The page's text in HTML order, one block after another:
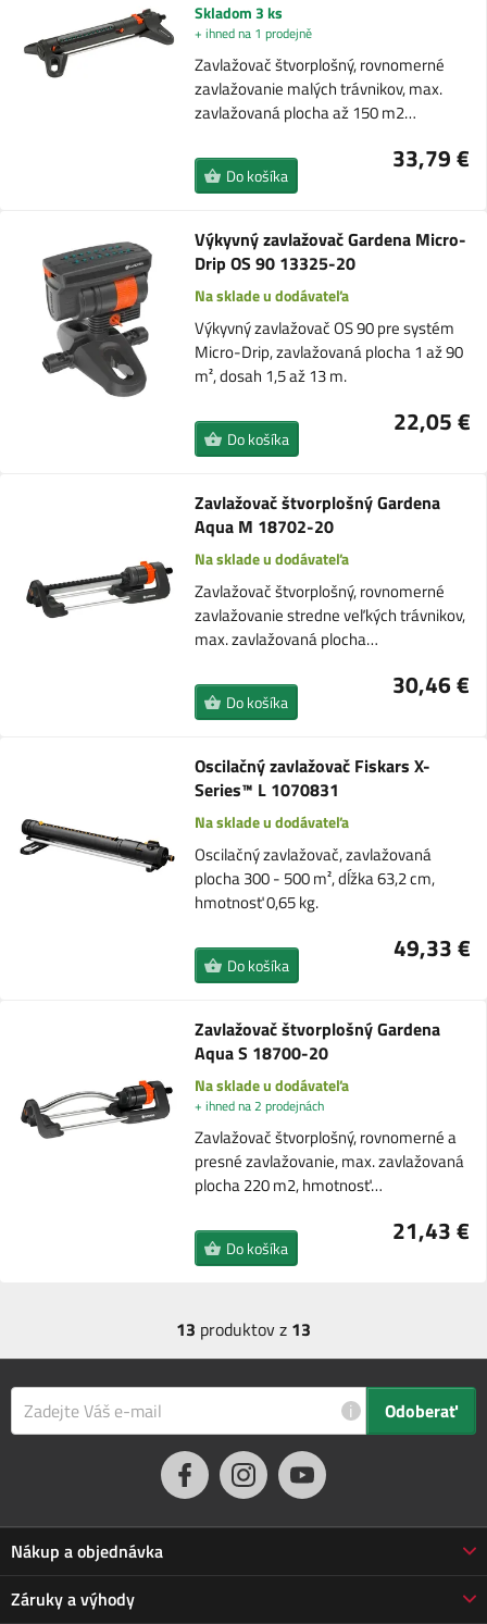
Skladom 3 ks
+ ihned na 1 prodejně
Zavlažovač štvorplošný, rovnomerné
zavlažovanie malých trávnikov, max.
zavlažovaná plocha až 150 m2…
33,79 €
Do košíka
Výkyvný zavlažovač Gardena Micro-
Drip OS 90 13325-20
Na sklade u dodávateľa
Výkyvný zavlažovač OS 90 pre systém
Micro-Drip, zavlažovaná plocha 1 až 90
m², dosah 1,5 až 13 m.
22,05 €
Do košíka
Zavlažovač štvorplošný Gardena
Aqua M 18702-20
Na sklade u dodávateľa
Zavlažovač štvorplošný, rovnomerné
zavlažovanie stredne veľkých trávnikov,
max. zavlažovaná plocha…
30,46 €
Do košíka
Oscilačný zavlažovač Fiskars X-
Series™ L 1070831
Na sklade u dodávateľa
Oscilačný zavlažovač, zavlažovaná
plocha 300 - 500 m², dĺžka 63,2 cm,
hmotnosť 0,65 kg.
49,33 €
Do košíka
Zavlažovač štvorplošný Gardena
Aqua S 18700-20
Na sklade u dodávateľa
+ ihned na 2 prodejnách
Zavlažovač štvorplošný, rovnomerné a
presné zavlažovanie, max. zavlažovaná
plocha 220 m2, hmotnosť…
21,43 €
Do košíka
13 produktov z 13
i Odoberať
Nákup a objednávka
Obchodné podmienky
Záruky a výhody